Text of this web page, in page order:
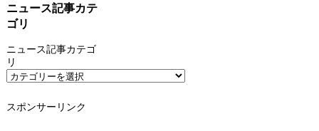
ニュース記事カテ
ゴリ
ニュース記事カテゴ
リ
スポンサーリンク